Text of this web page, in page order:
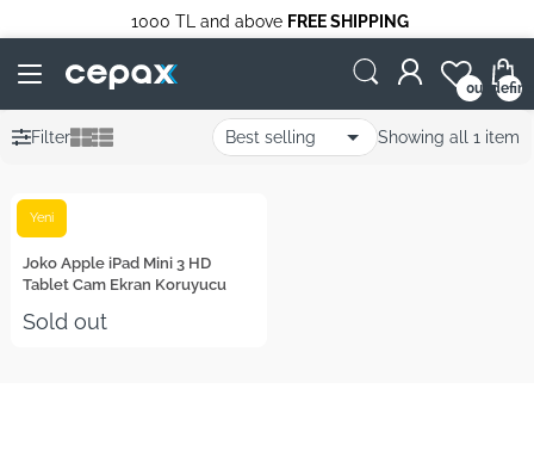
1000 TL and above FREE SHIPPING
0
Filter Showing all 1 item
Joko Apple iPad Mini 3 HD
Tablet Cam Ekran Koruyucu
Yeni
Sold out